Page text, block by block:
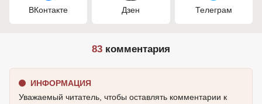
ВКонтакте Дзен Телеграм
83 комментария
ИНФОРМАЦИЯ
Уважаемый читатель, чтобы оставлять комментарии к